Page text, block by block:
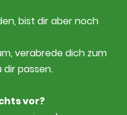
bist dir aber noch
verabrede dich zum
dir passen.
vor?